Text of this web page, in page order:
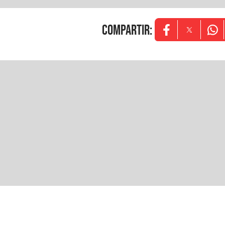
COMPARTIR: Opens in new
Opens in